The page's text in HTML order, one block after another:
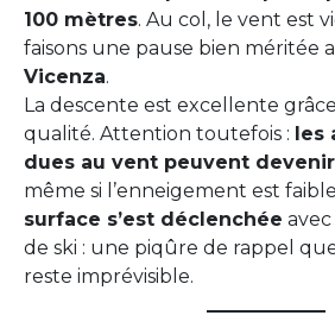
100 mètres. Au col, le vent est
faisons une pause bien méritée
Vicenza.
La descente est excellente
qualité. Attention toutefois : les
dues au vent peuvent
même si l’enneigement est
surface s’est déclenchée
de ski : une piqûre de rappel
reste imprévisible.